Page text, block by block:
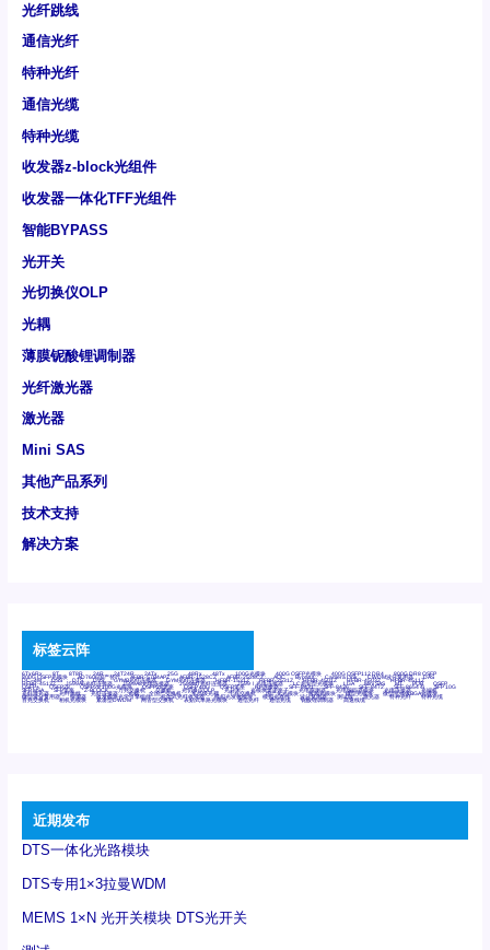
光纤跳线
通信光纤
特种光纤
通信光缆
特种光缆
收发器z-block光组件
收发器一体化TFF光组件
智能BYPASS
光开关
光切换仪OLP
光耦
薄膜铌酸锂调制器
光纤激光器
激光器
Mini SAS
其他产品系列
技术支持
解决方案
标签云阵
6Tx6Rx 8T 8T8R 24R 24T24R 24Tx 25G 48Rx 48Tx 100G光模块 400G OSFP光模块 400G QSFP112 DR4 800G DR8 OSFP
800G OSFP光模块 AD7606国产替代 AFBR-57B4APZ AFBR-1528CZ AFBR-2528CZ AOC Bypass Camera Link CWDM波分复用器 DAS
DC~4M DSS DTS DVS GYMB光纤连接器 GYM光纤连接器 HFBR-1531Z HFBR-2531Z HFBR-4501Z HFBR-4503Z HFBR-4511Z
HFBR-4513Z J599A6光纤连接器 J599A8光电连接器 J599MT光纤连接器 J599Ⅰ光电连接器 LC超短型光模块 LGA Mini SAS MT POB QSFP
QSFP+ QSFP28 QSFP28 100G光模块 QSFP28笼座 QSFP 40G QSFP笼座 RP连接器 SFF-8431 SFF-8436 SFF-8472 SFF-8654 4i SFP 10G
SFP MSA SFP笼座 Z-BLOCK 万兆交换机 交换机 光切换仪OLP 光开关 光模块笼子座子 光电探测器 光电编码器模块 光电连接器 光端机
光纤激光器 光纤跳线 光纤连接器 光耦 全国产交换机 军品级光耦 千兆交换机 国产化光模块 射频光模块 微型光模块 微型可插拔BGA光模块
微型波分复用器 探测器 收发模块光学引擎组件 机架式光纤收发器 模拟光发射模块 模拟光器件 波分复用器 测试版 激光器 特种光纤 特种光缆
百兆交换机 相机光模块 紧凑型DWDM 网管型交换机 表贴式单路光模块 通信光纤 通信光缆 铌酸锂调制器 高速线缆
近期发布
DTS一体化光路模块
DTS专用1×3拉曼WDM
MEMS 1×N 光开关模块 DTS光开关